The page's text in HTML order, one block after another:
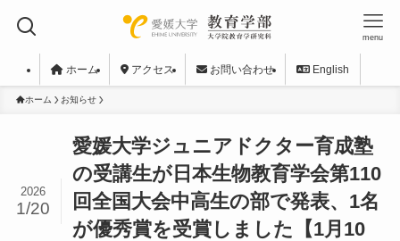
menu
ホーム アクセス お問い合わせ English
ホーム お知らせ
愛媛大学ジュニアドクター育成塾
の受講生が日本生物教育学会第110
回全国大会中高生の部で発表、1名
が優秀賞を受賞しました【1月10
2026
1/20